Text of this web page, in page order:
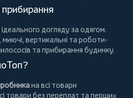
догляду за одягом.
,миючі,вертикальні тароботи-
та прибирання будинку.
на всі товари
товари без переплат та перших